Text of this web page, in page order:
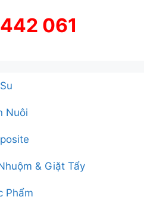
061
Nuôi
& Giặt Tẩy
Phẩm